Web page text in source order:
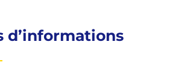
d’informations